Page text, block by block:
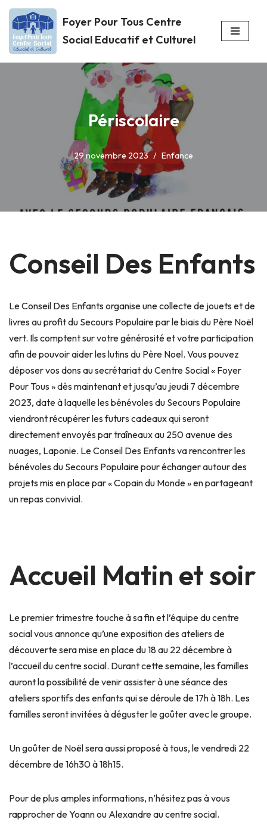
Aller
au
contenu
Foyer Pour Tous Centre
Social Educatif et Culturel
Périscolaire
29 novembre 2023 Enfance
Conseil Des Enfants
Le Conseil Des Enfants organise une collecte de jouets et de
livres au profit du Secours Populaire par le biais du Père Noël
vert. Ils comptent sur votre générosité et votre participation
afin de pouvoir aider les lutins du Père Noel. Vous pouvez
déposer vos dons au secrétariat du Centre Social « Foyer
Pour Tous » dès maintenant et jusqu’au jeudi 7 décembre
2023, date à laquelle les bénévoles du Secours Populaire
viendront récupérer les futurs cadeaux qui seront
directement envoyés par traîneaux au 250 avenue des
nuages, Laponie. Le Conseil Des Enfants va rencontrer les
bénévoles du Secours Populaire pour échanger autour des
projets mis en place par « Copain du Monde » en partageant
un repas convivial.
Accueil Matin et soir
Le premier trimestre touche à sa fin et l’équipe du centre
social vous annonce qu’une exposition des ateliers de
découverte sera mise en place du 18 au 22 décembre à
l’accueil du centre social. Durant cette semaine, les familles
auront la possibilité de venir assister à une séance des
ateliers sportifs des enfants qui se déroule de 17h à 18h. Les
familles seront invitées à déguster le goûter avec le groupe.
Un goûter de Noël sera aussi proposé à tous, le vendredi 22
décembre de 16h30 à 18h15.
Pour de plus amples informations, n’hésitez pas à vous
rapprocher de Yoann ou Alexandre au centre social.